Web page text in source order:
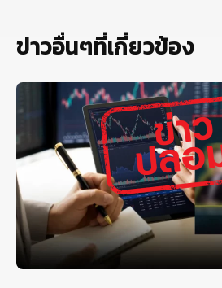
ข่าวอื่นๆที่เกี่ยวข้อง